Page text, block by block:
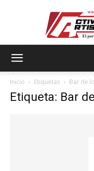
Inicio Etiquetas Bar de
Etiqueta: Bar